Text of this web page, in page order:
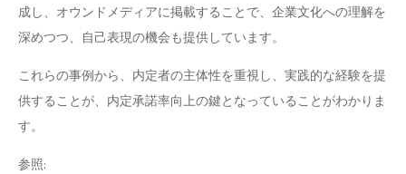
成し、オウンドメディアに掲載することで、企業文化への理解を
深めつつ、自己表現の機会も提供しています。
これらの事例から、内定者の主体性を重視し、実践的な経験を提
供することが、内定承諾率向上の鍵となっていることがわかりま
す。
参照: